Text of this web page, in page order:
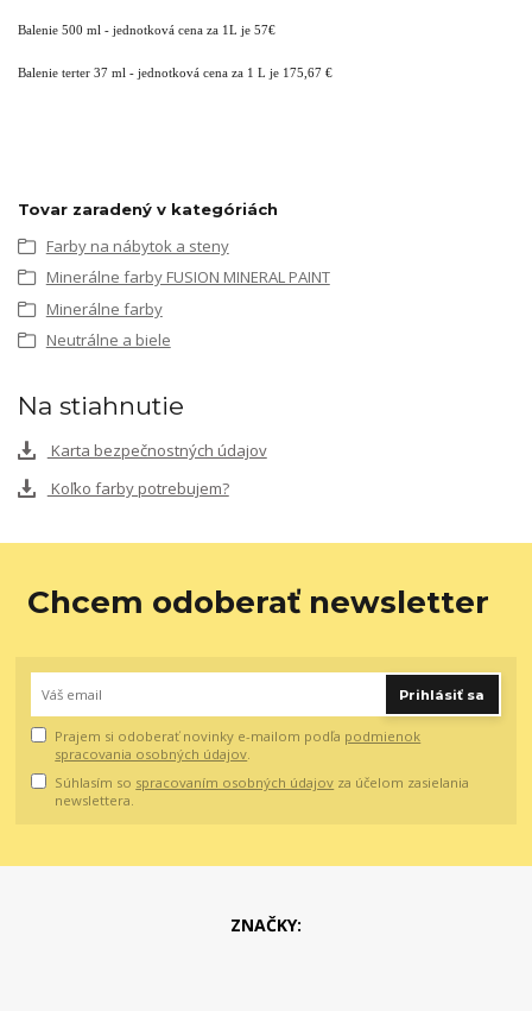
Balenie 500 ml - jednotková cena za 1L je 57€
Balenie terter 37 ml - jednotková cena za 1 L je 175,67 €
Tovar zaradený v kategóriách
Farby na nábytok a steny
Minerálne farby FUSION MINERAL PAINT
Minerálne farby
Neutrálne a biele
Na stiahnutie
Karta bezpečnostných údajov
Koľko farby potrebujem?
Chcem odoberať newsletter
Prihlásiť sa
Prajem si odoberať novinky e-mailom podľa podmienok
spracovania osobných údajov.
Súhlasím so spracovaním osobných údajov za účelom zasielania
newslettera.
ZNAČKY: